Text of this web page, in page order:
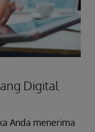
Digital
Anda menerima